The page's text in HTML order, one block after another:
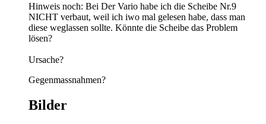
Hinweis noch: Bei Der Vario habe ich die Scheibe Nr.9
NICHT verbaut, weil ich iwo mal gelesen habe, dass man
diese weglassen sollte. Könnte die Scheibe das Problem
lösen?
Ursache?
Gegenmassnahmen?
Bilder